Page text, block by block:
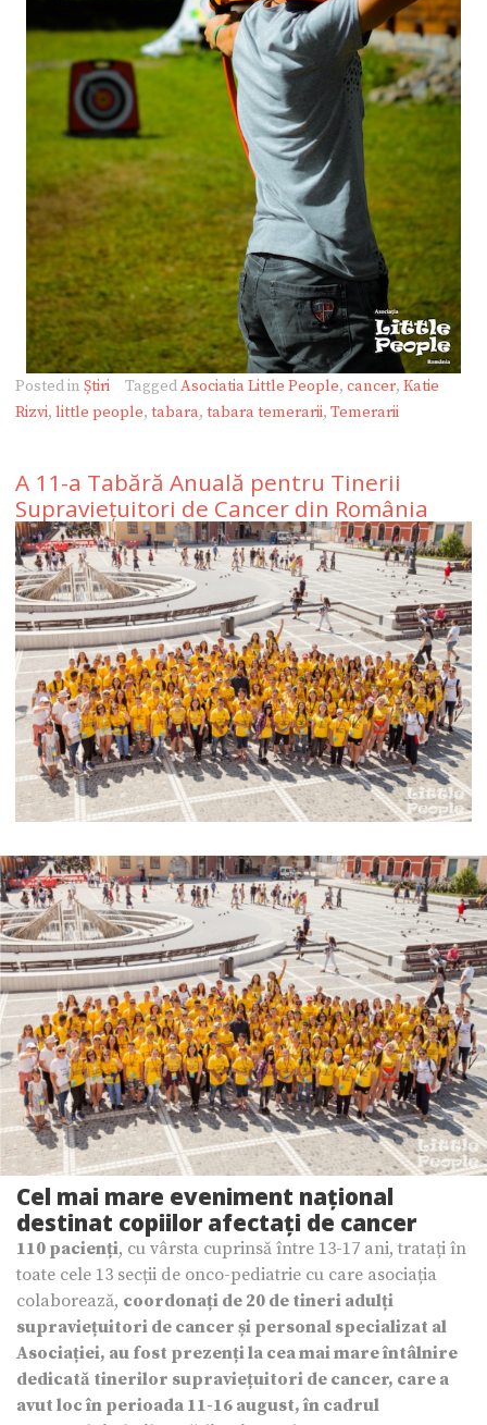
Posted in Știri TaggedAsociatia Little People,cancer,Katie
Rizvi, little people, tabara, tabara temerarii, Temerarii
A 11-a Tabără Anuală pentru Tinerii
Supraviețuitori de Cancer din România
Cel mai mare eveniment național
destinat copiilor afectați de cancer
110 pacienți, cu vârsta cuprinsă între 13-17 ani, tratați în
toate cele 13 secții de onco-pediatrie cu care asociația
colaborează, coordonați de 20 de tineri adulți
supraviețuitori de cancer și personal specializat al
Asociației, au fost prezenți la cea mai mare întâlnire
dedicată tinerilor supraviețuitori de cancer, care a
avut loc în perioada 11-16 august, în cadrul